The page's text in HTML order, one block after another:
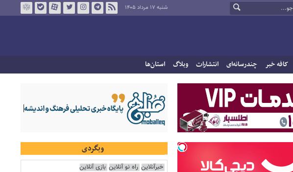
شنبه ۱۷ مرداد ۱۴۰۵
کافه خبر چندرسانه‌ای انتشارات وبلاگ استان‌ها
وبگردی
خبرآنلاین راه نو آنلاین بازی آنلاین